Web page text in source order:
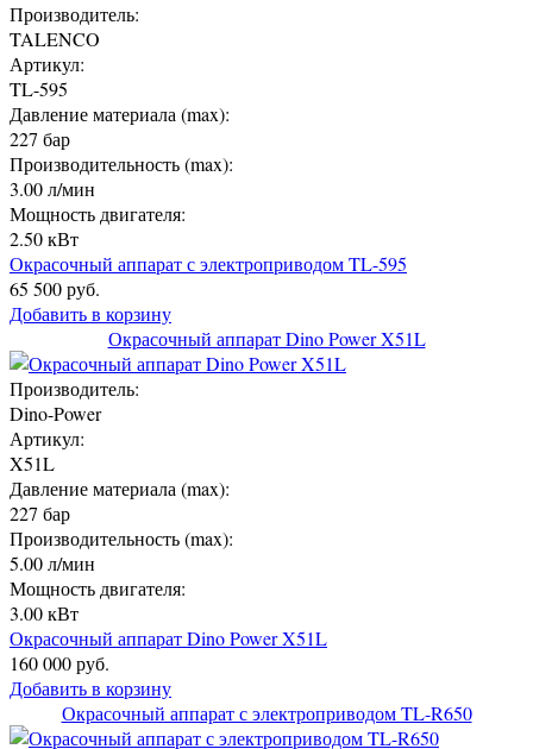
Производитель:
TALENCO
Артикул:
TL-595
Давление материала (max):
227 бар
Производительность (max):
3.00 л/мин
Мощность двигателя:
2.50 кВт
Окрасочный аппарат с электроприводом TL-595
65 500 руб.
Добавить в корзину
Окрасочный аппарат Dino Power X51L
Производитель:
Dino-Power
Артикул:
X51L
Давление материала (max):
227 бар
Производительность (max):
5.00 л/мин
Мощность двигателя:
3.00 кВт
Окрасочный аппарат Dino Power X51L
160 000 руб.
Добавить в корзину
Окрасочный аппарат с электроприводом TL-R650